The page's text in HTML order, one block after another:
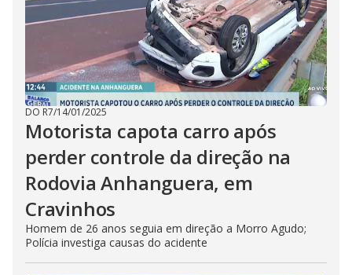
DO R7/14/01/2025
Motorista capota carro após
perder controle da direção na
Rodovia Anhanguera, em
Cravinhos
Homem de 26 anos seguia em direção a Morro Agudo;
Polícia investiga causas do acidente